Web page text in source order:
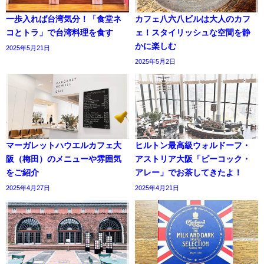
一歩入れば台湾気分！「食堂ネ
コとトラ」で台湾料理を食す
2025年5月21日
カフェ八六八ビルは大人のカフ
ェ！スタイリッシュな空間を静
かに楽しむ
2025年5月2日
マーガレットハウエルカフェ大
阪（梅田）のメニューや雰囲気
をご紹介
2025年4月27日
ヒルトン最高級ウォルドーフ・
アストリア大阪「ピーコック・
アレー」でお茶してきたよ！
2025年4月21日